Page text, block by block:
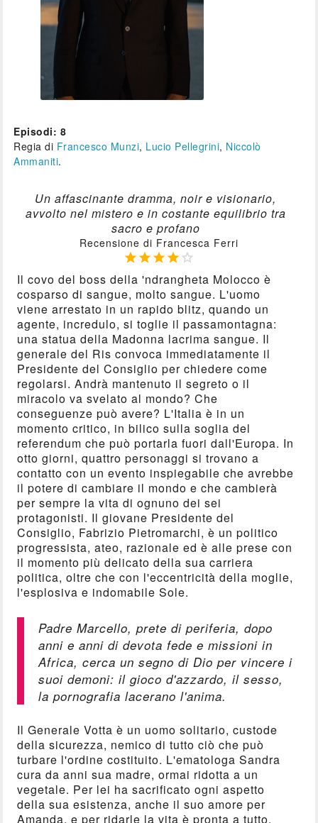
Episodi: 8
Regia di Francesco Munzi, Lucio Pellegrini, Niccolò
Ammaniti.
Un affascinante dramma, noir e visionario,
avvolto nel mistero e in costante equilibrio tra
sacro e profano
Recensione di Francesca Ferri
    
Il covo del boss della 'ndrangheta Molocco è
cosparso di sangue, molto sangue. L'uomo
viene arrestato in un rapido blitz, quando un
agente, incredulo, si toglie il passamontagna:
una statua della Madonna lacrima sangue. Il
generale del Ris convoca immediatamente il
Presidente del Consiglio per chiedere come
regolarsi. Andrà mantenuto il segreto o il
miracolo va svelato al mondo? Che
conseguenze può avere? L'Italia è in un
momento critico, in bilico sulla soglia del
referendum che può portarla fuori dall'Europa. In
otto giorni, quattro personaggi si trovano a
contatto con un evento inspiegabile che avrebbe
il potere di cambiare il mondo e che cambierà
per sempre la vita di ognuno dei sei
protagonisti. Il giovane Presidente del
Consiglio, Fabrizio Pietromarchi, è un politico
progressista, ateo, razionale ed è alle prese con
il momento più delicato della sua carriera
politica, oltre che con l'eccentricità della moglie,
l'esplosiva e indomabile Sole.
Padre Marcello, prete di periferia, dopo
anni e anni di devota fede e missioni in
Africa, cerca un segno di Dio per vincere i
suoi demoni: il gioco d'azzardo, il sesso,
la pornografia lacerano l'anima.
Il Generale Votta è un uomo solitario, custode
della sicurezza, nemico di tutto ciò che può
turbare l'ordine costituito. L'ematologa Sandra
cura da anni sua madre, ormai ridotta a un
vegetale. Per lei ha sacrificato ogni aspetto
della sua esistenza, anche il suo amore per
Amanda, e per ridarle la vita è pronta a tutto.